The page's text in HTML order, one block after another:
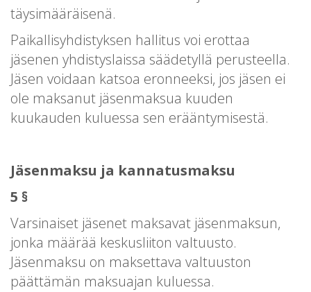
täysimääräisenä.
Paikallisyhdistyksen hallitus voi erottaa
jäsenen yhdistyslaissa säädetyllä perusteella.
Jäsen voidaan katsoa eronneeksi, jos jäsen ei
ole maksanut jäsenmaksua kuuden
kuukauden kuluessa sen erääntymisestä.
Jäsenmaksu ja kannatusmaksu
5 §
Varsinaiset jäsenet maksavat jäsenmaksun,
jonka määrää keskusliiton valtuusto.
Jäsenmaksu on maksettava valtuuston
päättämän maksuajan kuluessa.